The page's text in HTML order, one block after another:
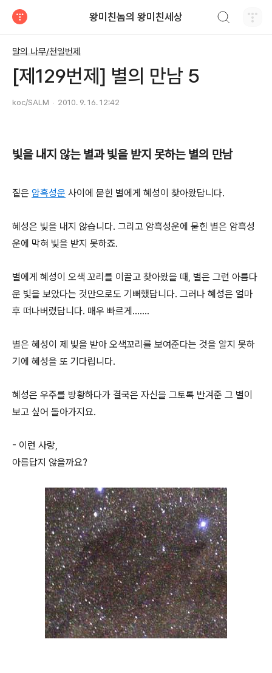
왕미친놈의 왕미친세상
말의 나무/천일번제
[제129번제] 별의 만남 5
koc/SALM 2010. 9. 16. 12:42
빛을 내지 않는 별과 빛을 받지 못하는 별의 만남
짙은 암흑성운 사이에 묻힌 별에게 혜성이 찾아왔답니다.
혜성은 빛을 내지 않습니다. 그리고 암흑성운에 묻힌 별은 암흑성
운에 막혀 빛을 받지 못하죠.
별에게 혜성이 오색 꼬리를 이끌고 찾아왔을 때, 별은 그런 아름다
운 빛을 보았다는 것만으로도 기뻐했답니다. 그러나 혜성은 얼마
후 떠나버렸답니다. 매우 빠르게…….
별은 혜성이 제 빛을 받아 오색꼬리를 보여준다는 것을 알지 못하
기에 혜성을 또 기다립니다.
혜성은 우주를 방황하다가 결국은 자신을 그토록 반겨준 그 별이
보고 싶어 돌아가지요.
- 이런 사랑,
아름답지 않을까요?